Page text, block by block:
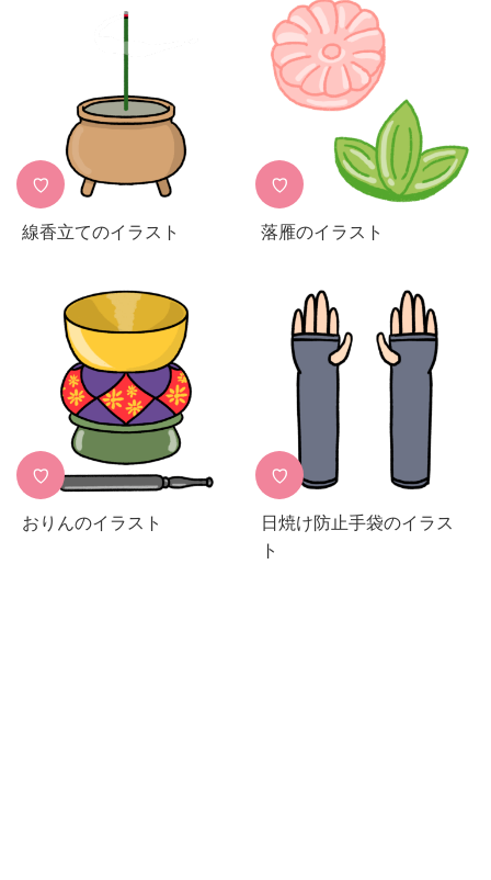
♡
線香立てのイラスト
♡
落雁のイラスト
♡
おりんのイラスト
♡
日焼け防止手袋のイラス
ト